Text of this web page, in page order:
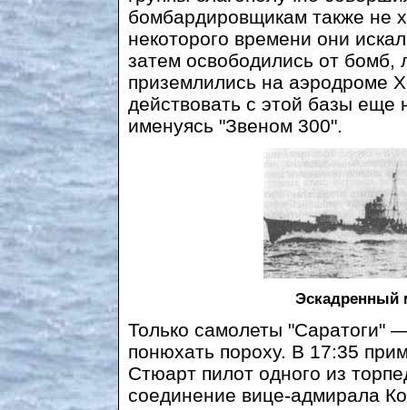
бомбардировщикам также не
некоторого времени они
затем освободились от бомб,
приземлились на аэродроме
действовать с этой базы еще
именуясь "Звеном 300".
Эскадренный
Только самолеты "Саратоги"
понюхать пороху. В 17:35
Стюарт пилот одного из
соединение вице-адмирала